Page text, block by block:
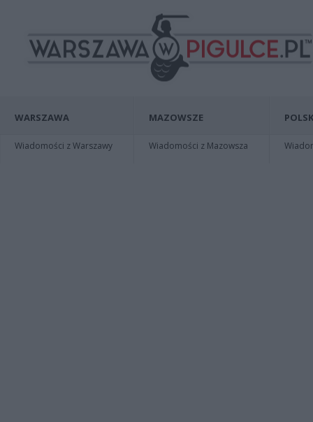
WARSZAWA
Wiadomości z Warszawy
MAZOWSZE
Wiadomości z Mazowsza